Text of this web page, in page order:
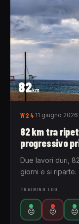
82km
W24 11 giugno 2026
82 km tra
progressivo
Due lavori duri,
giorni e si riparte.
TRAINING LOG
😐 🫤 😐